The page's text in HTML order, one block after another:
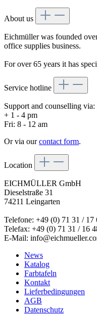
About us
Eichmüller was founded
office supplies business.
For over 65 years it has
Service hotline
Support and counselling via:
+ 1 - 4 pm
Fri: 8 - 12 am
Or via ourcontact form.
Location
EICHMÜLLER GmbH
Dieselstraße 31
74211 Leingarten
Telefone: +49 (0) 71 31 / 17
Telefax: +49 (0) 71 31 / 16
E-Mail:
News
Katalog
Farbtafeln
Kontakt
Lieferbedingungen
AGB
Datenschutz